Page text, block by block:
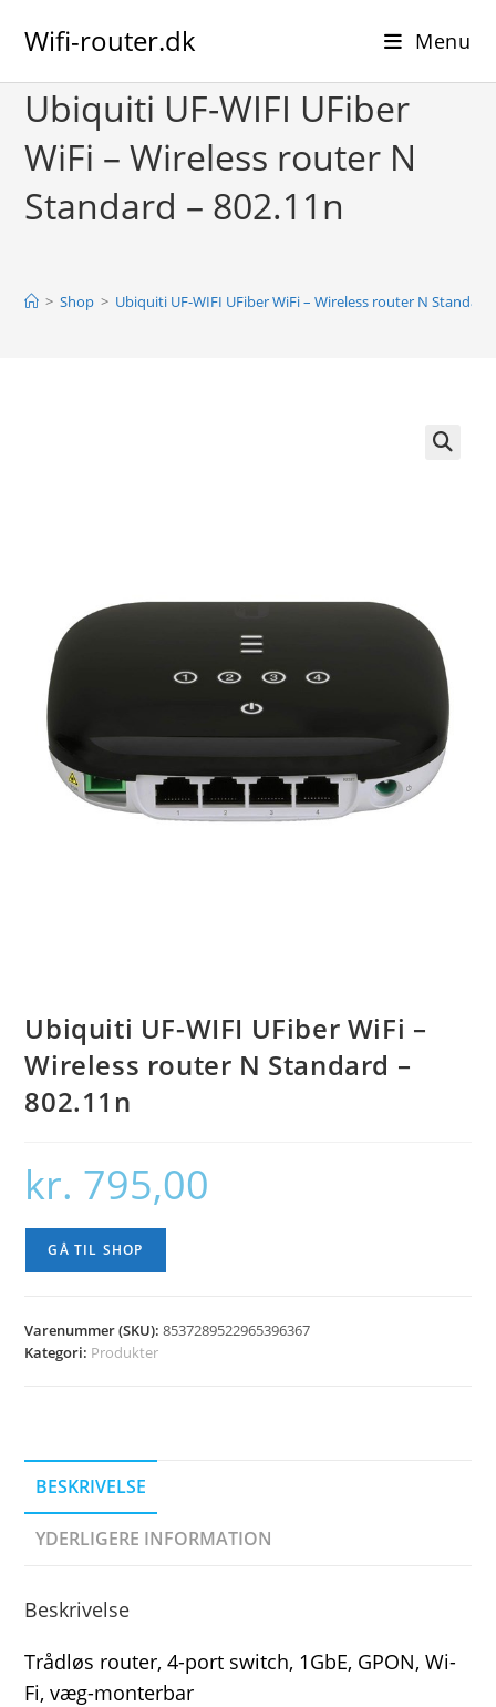
Wifi-router.dk Menu
Ubiquiti UF-WIFI UFiber
WiFi – Wireless router N
Standard – 802.11n
> Shop > Ubiquiti UF-WIFI UFiber WiFi – Wireless router N Standard
Ubiquiti UF-WIFI UFiber WiFi –
Wireless router N Standard –
802.11n
kr. 795,00
GÅ TIL SHOP
Varenummer (SKU):8537289522965396367
Kategori: Produkter
BESKRIVELSE
YDERLIGERE INFORMATION
Beskrivelse
Trådløs router, 4-port switch, 1GbE, GPON, Wi-
Fi, væg-monterbar